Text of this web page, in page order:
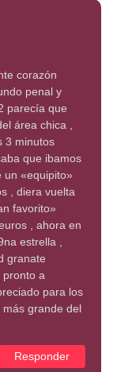
corazón
penal y
parecía que
área chica ,
3 minutos
que ibamos
un «equipito»
, diera vuelta
favorito»
, ahora en
estrella ,
granate
pronto a
para los
grande del
Responder